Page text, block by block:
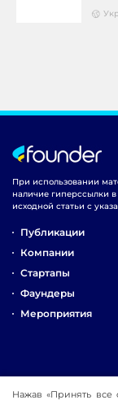
При использовании
наличие гиперссылки
исходной статьи с
Публикации
Компании
Стартапы
Фаундеры
Мероприятия
Нажав «Принять все